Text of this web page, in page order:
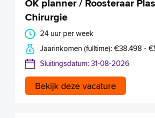
OK planner / Roosteraar
Chirurgie
24 uur per week
Jaarinkomen (fulltime): €38.498 -
Sluitingsdatum: 31-08-2026
Bekijk deze vacature